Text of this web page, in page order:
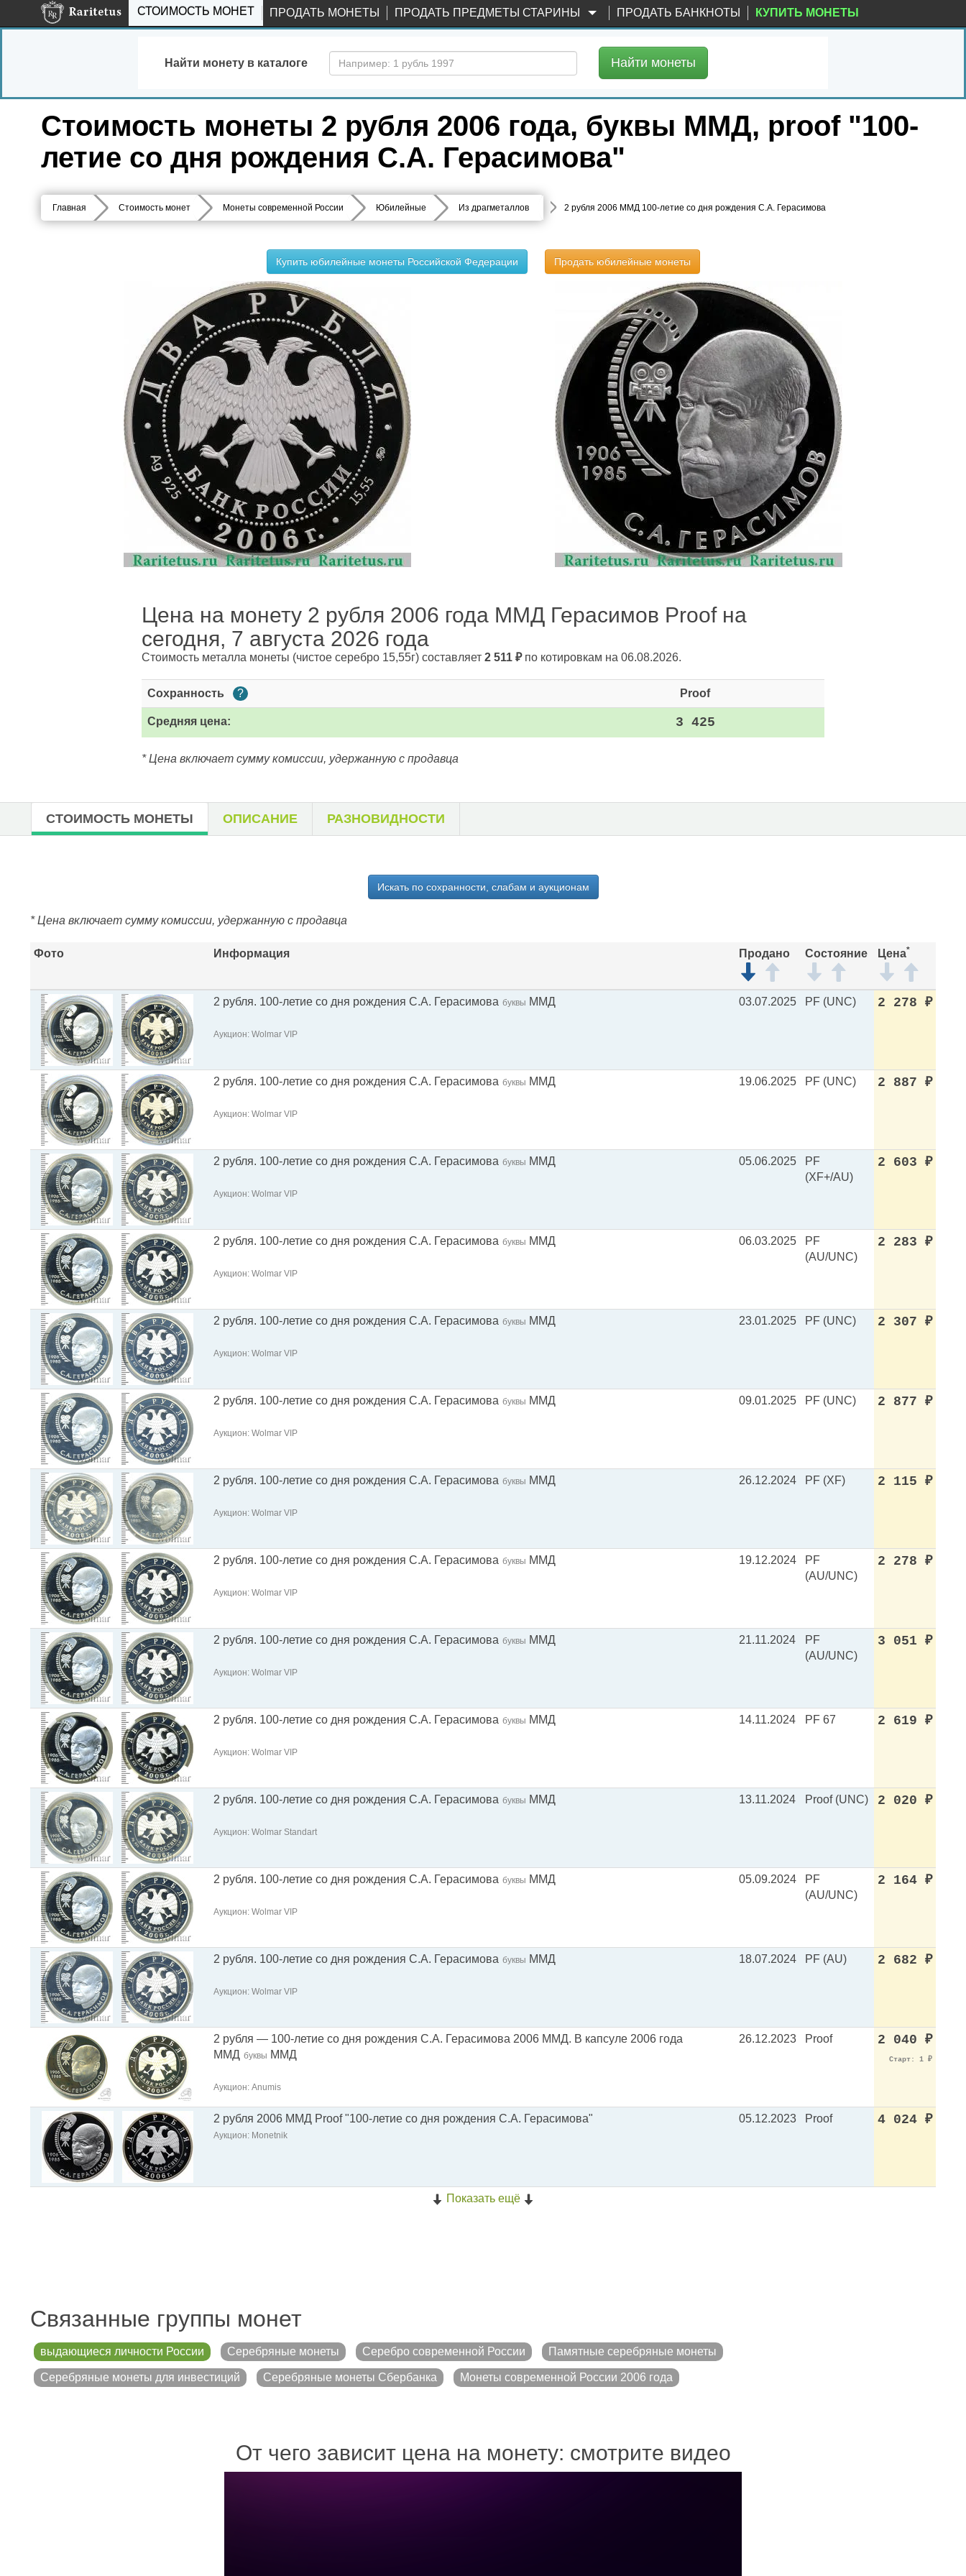
СТОИМОСТЬ МОНЕТ ПРОДАТЬ МОНЕТЫ ПРОДАТЬ ПРЕДМЕТЫ СТАРИНЫ ПРОДАТЬ БАНКНОТЫ КУПИТЬ МОНЕТЫ
Найти монету в каталоге Найти монеты
Стоимость монеты 2 рубля 2006 года, буквы ММД, proof "100-
летие со дня рождения С.А. Герасимова"
Главная Стоимость монет Монеты современной России Юбилейные Из драгметаллов 2 рубля 2006 ММД 100-летие со дня рождения С.А. Герасимова
Купить юбилейные монеты Российской Федерации Продать юбилейные монеты
Цена на монету 2 рубля 2006 года ММД Герасимов Proof на
сегодня, 7 августа 2026 года
Стоимость металла монеты (чистое серебро 15,55г) составляет 2 511 ₽по котировкам на 06.08.2026.
Сохранность ? Proof
Средняя цена: 3 425
* Цена включает сумму комиссии, удержанную с продавца
СТОИМОСТЬ МОНЕТЫ ОПИСАНИЕ РАЗНОВИДНОСТИ
Искать по сохранности, слабам и аукционам
* Цена включает сумму комиссии, удержанную с продавца
Фото Информация Продано Состояние Цена*
2 рубля. 100-летие со дня рождения С.А. Герасимова буквы ММД
Аукцион: Wolmar VIP
03.07.2025 PF (UNC) 2 278 ₽
2 рубля. 100-летие со дня рождения С.А. Герасимова буквы ММД
Аукцион: Wolmar VIP
19.06.2025 PF (UNC) 2 887 ₽
2 рубля. 100-летие со дня рождения С.А. Герасимова буквы ММД
Аукцион: Wolmar VIP
05.06.2025
PF
(XF+/AU)
2 603 ₽
2 рубля. 100-летие со дня рождения С.А. Герасимова буквы ММД
Аукцион: Wolmar VIP
06.03.2025
PF
(AU/UNC)
2 283 ₽
2 рубля. 100-летие со дня рождения С.А. Герасимова буквы ММД
Аукцион: Wolmar VIP
23.01.2025 PF (UNC) 2 307 ₽
2 рубля. 100-летие со дня рождения С.А. Герасимова буквы ММД
Аукцион: Wolmar VIP
09.01.2025 PF (UNC) 2 877 ₽
2 рубля. 100-летие со дня рождения С.А. Герасимова буквы ММД
Аукцион: Wolmar VIP
26.12.2024 PF (XF) 2 115 ₽
2 рубля. 100-летие со дня рождения С.А. Герасимова буквы ММД
Аукцион: Wolmar VIP
19.12.2024
PF
(AU/UNC)
2 278 ₽
2 рубля. 100-летие со дня рождения С.А. Герасимова буквы ММД
Аукцион: Wolmar VIP
21.11.2024
PF
(AU/UNC)
3 051 ₽
2 рубля. 100-летие со дня рождения С.А. Герасимова буквы ММД
Аукцион: Wolmar VIP
14.11.2024 PF 67 2 619 ₽
2 рубля. 100-летие со дня рождения С.А. Герасимова буквы ММД
Аукцион: Wolmar Standart
13.11.2024 Proof (UNC) 2 020 ₽
2 рубля. 100-летие со дня рождения С.А. Герасимова буквы ММД
Аукцион: Wolmar VIP
05.09.2024
PF
(AU/UNC)
2 164 ₽
2 рубля. 100-летие со дня рождения С.А. Герасимова буквы ММД
Аукцион: Wolmar VIP
18.07.2024 PF (AU) 2 682 ₽
2 рубля — 100-летие со дня рождения С.А. Герасимова 2006 ММД. В капсуле 2006 года
ММД буквы ММД
Аукцион: Anumis
26.12.2023 Proof 2 040 ₽
Старт: 1 ₽
2 рубля 2006 ММД Proof "100-летие со дня рождения С.А. Герасимова"
Аукцион: Monetnik
05.12.2023 Proof 4 024 ₽
Показать ещё
Связанные группы монет
выдающиеся личности России Серебряные монеты Серебро современной России Памятные серебряные монеты
Серебряные монеты для инвестиций Серебряные монеты Сбербанка Монеты современной России 2006 года
От чего зависит цена на монету: смотрите видео